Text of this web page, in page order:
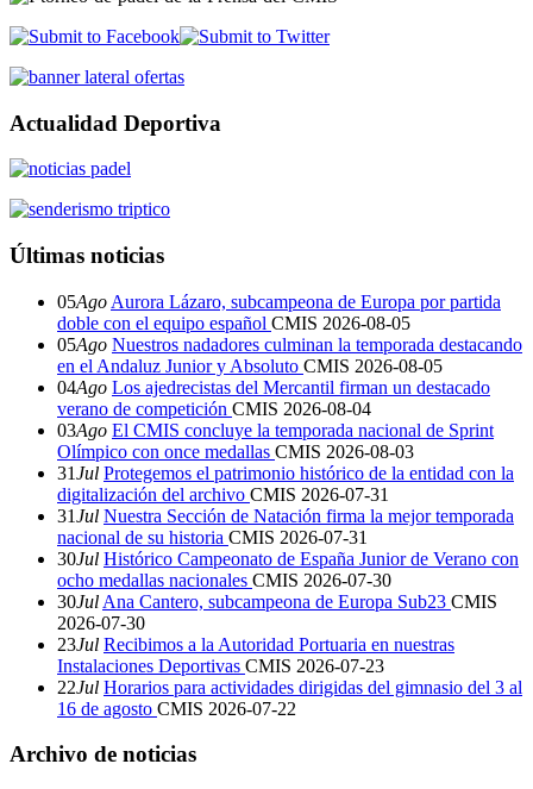
Actualidad Deportiva
Últimas noticias
05Ago Aurora Lázaro, subcampeona de Europa por partida
doble con el equipo español CMIS 2026-08-05
05Ago Nuestros nadadores culminan la temporada destacando
en el Andaluz Junior y Absoluto CMIS 2026-08-05
04Ago Los ajedrecistas del Mercantil firman un destacado
verano de competición CMIS 2026-08-04
03Ago El CMIS concluye la temporada nacional de Sprint
Olímpico con once medallas CMIS 2026-08-03
31Jul Protegemos el patrimonio histórico de la entidad con la
digitalización del archivo CMIS 2026-07-31
31Jul Nuestra Sección de Natación firma la mejor temporada
nacional de su historia CMIS 2026-07-31
30Jul Histórico Campeonato de España Junior de Verano con
ocho medallas nacionales CMIS 2026-07-30
30Jul Ana Cantero, subcampeona de Europa Sub23 CMIS
2026-07-30
23Jul Recibimos a la Autoridad Portuaria en nuestras
Instalaciones Deportivas CMIS 2026-07-23
22Jul Horarios para actividades dirigidas del gimnasio del 3 al
16 de agosto CMIS 2026-07-22
Archivo de noticias